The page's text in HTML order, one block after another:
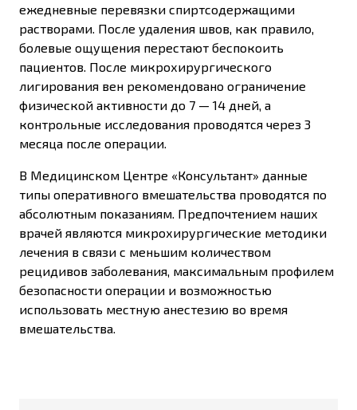
ежедневные перевязки спиртсодержащими
растворами. После удаления швов, как правило,
болевые ощущения перестают беспокоить
пациентов. После микрохирургического
лигирования вен рекомендовано ограничение
физической активности до 7 — 14 дней, а
контрольные исследования проводятся через 3
месяца после операции.
В Медицинском Центре «Консультант» данные
типы оперативного вмешательства проводятся по
абсолютным показаниям. Предпочтением наших
врачей являются микрохирургические методики
лечения в связи с меньшим количеством
рецидивов заболевания, максимальным профилем
безопасности операции и возможностью
использовать местную анестезию во время
вмешательства.